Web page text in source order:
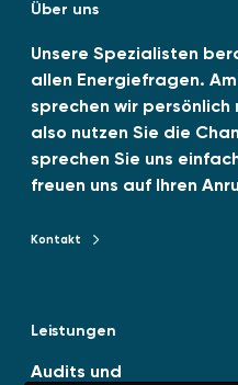
d
I
n
e
Über uns
Unsere Spezialisten
allen Energiefragen.
sprechen wir persönlich
also nutzen Sie die
sprechen Sie uns
freuen uns auf Ihren
Kontakt
Leistungen
Audits und